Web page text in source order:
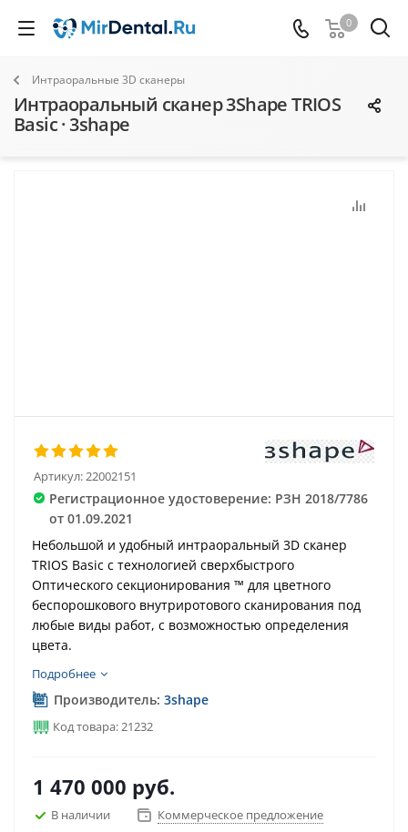
0
Интраоральные 3D сканеры
Интраоральный сканер 3Shape TRIOS
Basic · 3shape
Артикул:22002151
Регистрационное удостоверение: РЗН 2018/7786
от 01.09.2021
Небольшой и удобный интраоральный 3D сканер
TRIOS Basic с технологией сверхбыстрого
Оптического секционирования ™ для цветного
беспорошкового внутриротового сканирования под
любые виды работ, с возможностью определения
цвета.
Подробнее
Производитель: 3shape
Код товара: 21232
1 470 000 руб.
В наличии Коммерческое предложение